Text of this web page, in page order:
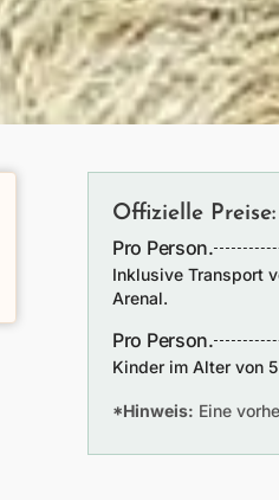
Offizielle Preise:
Pro Person.
Inklusive Transport
Arenal.
Pro Person.
Kinder im Alter von
*Hinweis: Eine